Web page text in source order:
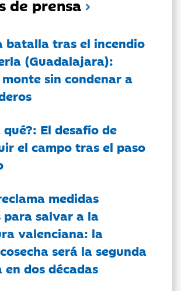
de prensa
batalla tras el incendio
(Guadalajara):
sin condenar a
qué?: El desafío de
el campo tras el paso
medidas
para salvar a la
valenciana: la
será la segunda
en dos décadas